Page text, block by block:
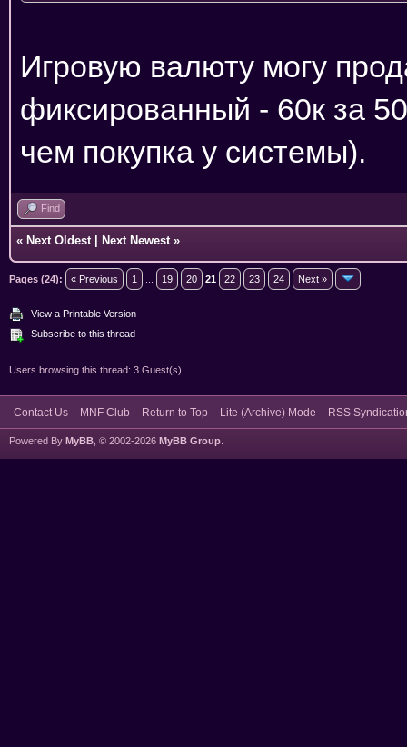
Игровую валюту могу
фиксированный - 60к за
чем покупка у системы).
Find
« Next Oldest Next Newest »
Pages (24): « Previous 1 19 20 21 22 23 24 Next »
View a Printable Version
Subscribe to this thread
Users browsing this thread: 3 Guest(s)
Contact Us MNF Club Return to Top Lite (Archive) Mode RSS
Powered By MyBB , © 2002-2026 MyBB Group